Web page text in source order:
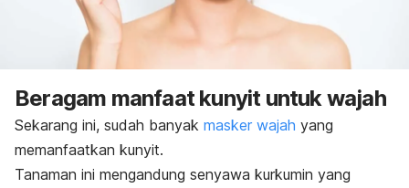
Beragam manfaat kunyit untuk wajah
Sekarang ini, sudah banyak masker wajah yang
memanfaatkan kunyit.
Tanaman ini mengandung senyawa kurkumin yang